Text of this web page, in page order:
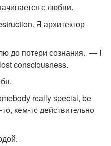
с любви.
Я архитектор
до потери сознания. — I
consciousness.
really special, be
кем-то действительно